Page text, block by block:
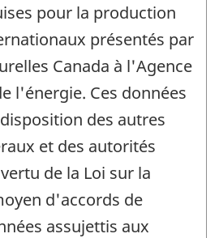
pour la production
présentés par
Canada à l'Agence
l'énergie. Ces données
des autres
et des autorités
de la Loi sur la
d'accords de
assujettis aux